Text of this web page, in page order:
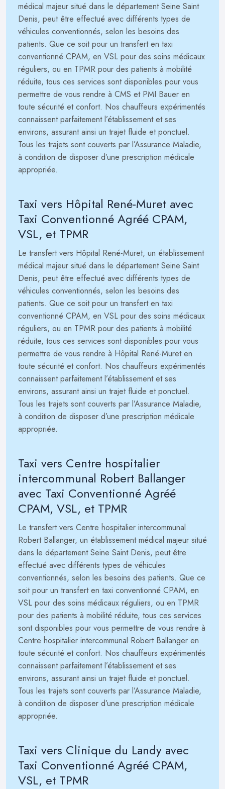
médical majeur situé dans le département Seine Saint
Denis, peut être effectué avec différents types de
véhicules conventionnés, selon les besoins des
patients. Que ce soit pour un transfert en taxi
conventionné CPAM, en VSL pour des soins médicaux
réguliers, ou en TPMR pour des patients à mobilité
réduite, tous ces services sont disponibles pour vous
permettre de vous rendre à CMS et PMI Bauer en
toute sécurité et confort. Nos chauffeurs expérimentés
connaissent parfaitement l’établissement et ses
environs, assurant ainsi un trajet fluide et ponctuel.
Tous les trajets sont couverts par l’Assurance Maladie,
à condition de disposer d’une prescription médicale
appropriée.
Taxi vers Hôpital René-Muret avec
Taxi Conventionné Agréé CPAM,
VSL, et TPMR
Le transfert vers Hôpital René-Muret, un établissement
médical majeur situé dans le département Seine Saint
Denis, peut être effectué avec différents types de
véhicules conventionnés, selon les besoins des
patients. Que ce soit pour un transfert en taxi
conventionné CPAM, en VSL pour des soins médicaux
réguliers, ou en TPMR pour des patients à mobilité
réduite, tous ces services sont disponibles pour vous
permettre de vous rendre à Hôpital René-Muret en
toute sécurité et confort. Nos chauffeurs expérimentés
connaissent parfaitement l’établissement et ses
environs, assurant ainsi un trajet fluide et ponctuel.
Tous les trajets sont couverts par l’Assurance Maladie,
à condition de disposer d’une prescription médicale
appropriée.
Taxi vers Centre hospitalier
intercommunal Robert Ballanger
avec Taxi Conventionné Agréé
CPAM, VSL, et TPMR
Le transfert vers Centre hospitalier intercommunal
Robert Ballanger, un établissement médical majeur situé
dans le département Seine Saint Denis, peut être
effectué avec différents types de véhicules
conventionnés, selon les besoins des patients. Que ce
soit pour un transfert en taxi conventionné CPAM, en
VSL pour des soins médicaux réguliers, ou en TPMR
pour des patients à mobilité réduite, tous ces services
sont disponibles pour vous permettre de vous rendre à
Centre hospitalier intercommunal Robert Ballanger en
toute sécurité et confort. Nos chauffeurs expérimentés
connaissent parfaitement l’établissement et ses
environs, assurant ainsi un trajet fluide et ponctuel.
Tous les trajets sont couverts par l’Assurance Maladie,
à condition de disposer d’une prescription médicale
appropriée.
Taxi vers Clinique du Landy avec
Taxi Conventionné Agréé CPAM,
VSL, et TPMR